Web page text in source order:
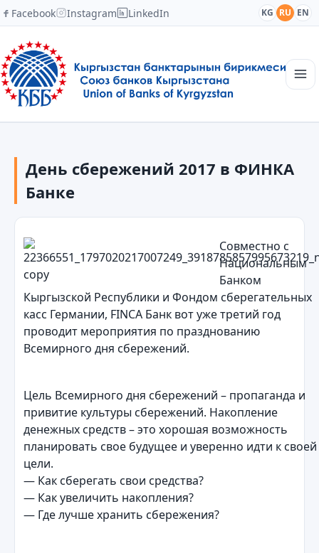
Facebook Instagram LinkedIn KG RU EN
Новости
Академия
Члены и партнеры
Сотрудничество
Контакты
День сбережений 2017 в ФИНКА
Банке
Совместно с
Национальным
Банком
Кыргызской Республики и Фондом сберегательных
касс Германии, FINCA Банк вот уже третий год
проводит мероприятия по празднованию
Всемирного дня сбережений.
Цель Всемирного дня сбережений – пропаганда и
привитие культуры сбережений. Накопление
денежных средств – это хорошая возможность
планировать свое будущее и уверенно идти к своей
цели.
— Как сберегать свои средства?
— Как увеличить накопления?
— Где лучше хранить сбережения?